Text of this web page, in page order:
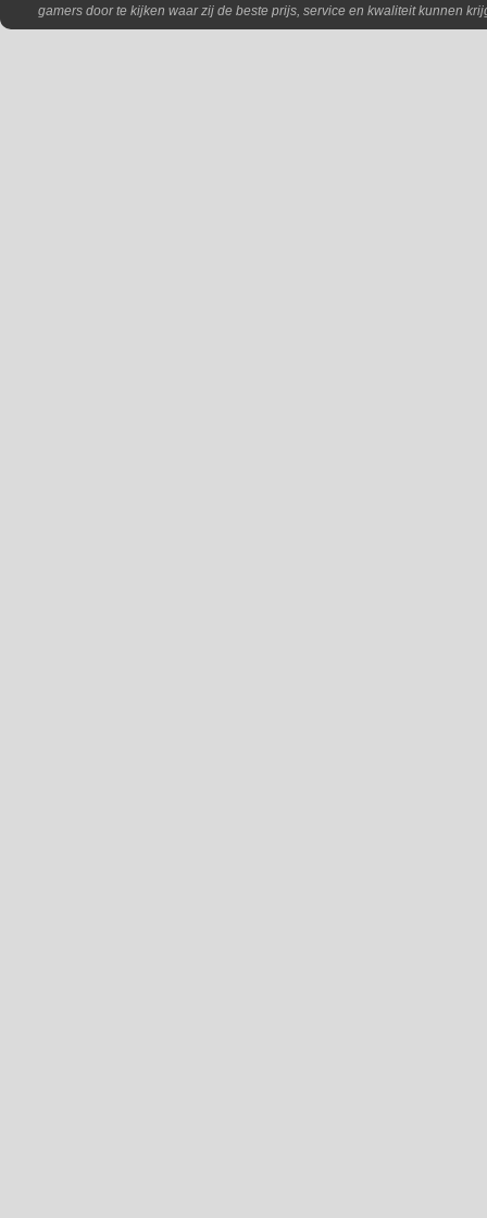
gamers door te kijken waar zij de beste prijs, service en kwaliteit kunnen